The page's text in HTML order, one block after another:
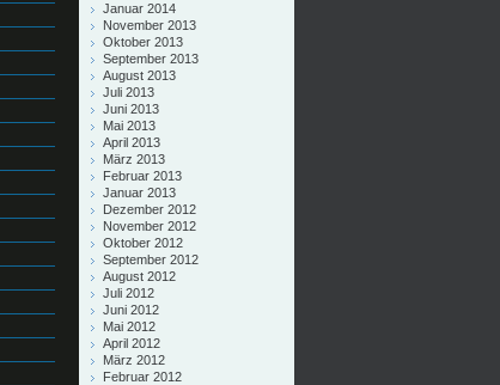
Januar 2014
November 2013
Oktober 2013
September 2013
August 2013
Juli 2013
Juni 2013
Mai 2013
April 2013
März 2013
Februar 2013
Januar 2013
Dezember 2012
November 2012
Oktober 2012
September 2012
August 2012
Juli 2012
Juni 2012
Mai 2012
April 2012
März 2012
Februar 2012